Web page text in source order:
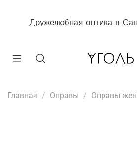
Дружелюбная оптика в
Главная Оправы Оправы